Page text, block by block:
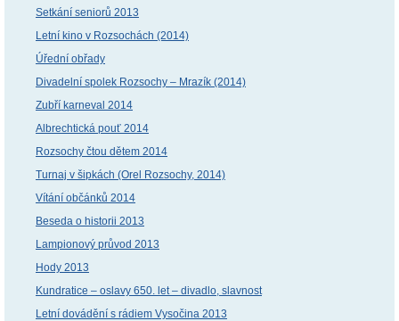
Setkání seniorů 2013
Letní kino v Rozsochách (2014)
Úřední obřady
Divadelní spolek Rozsochy – Mrazík (2014)
Zubří karneval 2014
Albrechtická pouť 2014
Rozsochy čtou dětem 2014
Turnaj v šipkách (Orel Rozsochy, 2014)
Vítání občánků 2014
Beseda o historii 2013
Lampionový průvod 2013
Hody 2013
Kundratice – oslavy 650. let – divadlo, slavnost
Letní dovádění s rádiem Vysočina 2013